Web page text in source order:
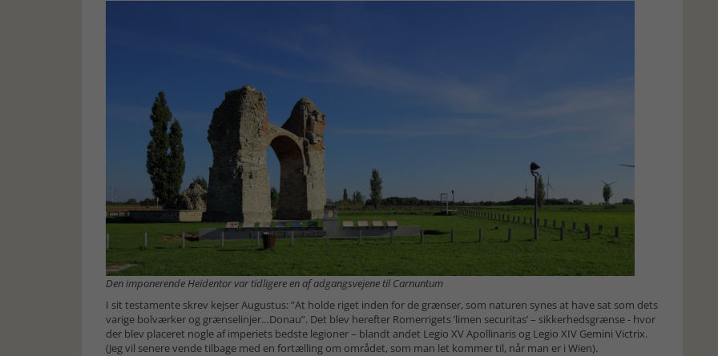
Den imponerende Heidentor var tidligere en af adgangsvejene til Carnuntum
I sit testamente skrev kejser Augustus: ”At holde riget inden for de grænser, som naturen synes at have sat som dets
varige bolværker og grænselinjer…Donau”. Det blev herefter Romerrigets ’limen securitas’ – sikkerhedsgrænse - hvor
der blev placeret nogle af imperiets bedste legioner – blandt andet Legio XV Apollinaris og Legio XIV Gemini Victrix.
(Jeg vil senere vende tilbage med en fortælling om området, som man let kommer til, når man er i Wien).